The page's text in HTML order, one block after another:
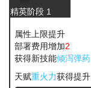
精英阶段 1
属性上限提升
部署费用增加2
获得新技能倾泻弹药
天赋重火力获得提升